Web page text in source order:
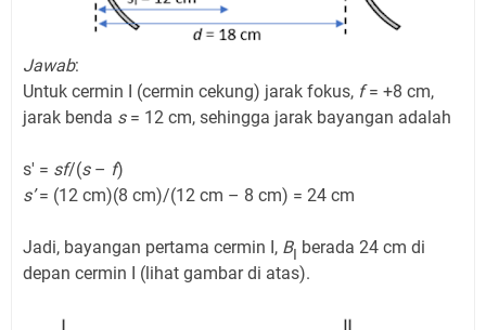
Jawab:
Untuk cermin I (cermin cekung) jarak fokus, f= +8 cm,
jarak benda s= 12 cm, sehingga jarak bayangan adalah
s' = sf/(s– f)
s’= (12 cm)(8 cm)/(12 cm – 8 cm) = 24 cm
Jadi, bayangan pertama cermin I, BI berada 24 cm di
depan cermin I (lihat gambar di atas).